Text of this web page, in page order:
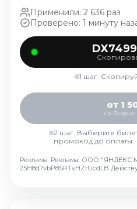
Октябрь 2026
Спорт
Август 2026
Сентябрь 2026
События
Август 2026
Сентябрь 2026
Ноябрь 2026
Применили: 2 636 раз
Проверено: 1 минуту
1 шаг.
от 1
на
2 шаг. Выберите
промокод до оплаты
Реклама. Реклама. ООО "ЯНДЕКС
25H8d7vbP8SRTvHZrUcdLB